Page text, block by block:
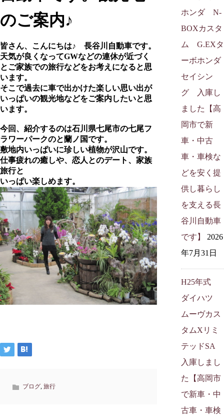
のご案内♪
皆さん、こんにちは♪ 長谷川自動車です。
天気が良くなってGWなどの連休が近づく
とご家族での旅行などをお考えになると思
います。
そこで過去に車で出かけた楽しい思い出が
いっぱいの観光地などをご案内したいと思
います。
今回、紹介するのは石川県七尾市の七尾フ
ラワーパークのと蘭ノ国です。
敷地内いっぱいに珍しい植物が沢山です。
仕事疲れの癒しや、恋人とのデート、家族
旅行と
いっぱい楽しめます。
ブログ, 旅行
ホンダ N-
BOXカスタ
ム G.EXタ
ーボホンダ
セイシン
グ 入庫し
ました【高
岡市で新
車・中古
車・車検な
どを安く提
供し暮らし
を支える長
谷川自動車
です】
2026
年7月31日
H25年式
ダイハツ
ムーヴカス
タムXリミ
テッドSA
入庫しまし
た【高岡市
で新車・中
古車・車検